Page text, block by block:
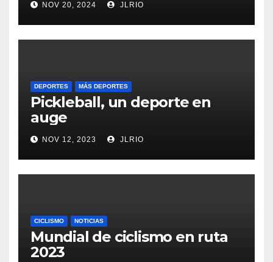
NOV 20, 2024 JLRIO
DEPORTES MÁS DEPORTES
Pickleball, un deporte en
auge
NOV 12, 2023 JLRIO
CICLISMO NOTICIAS
Mundial de ciclismo en ruta
2023